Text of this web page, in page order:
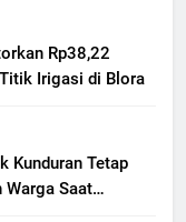
Rp38,22
Irigasi di Blora
Kunduran Tetap
Warga Saat